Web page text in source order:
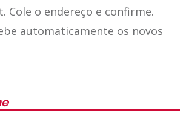
Cole o endereço e confirme.
automaticamente os novos